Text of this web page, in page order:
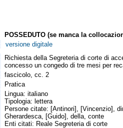
POSSEDUTO (se manca la
versione digitale
Richiesta della Segreteria di corte di
concesso un congedo di tre mesi per
fascicolo, cc. 2
Pratica
Lingua: italiano
Tipologia: lettera
Persone citate: [Antinori], [Vincenzio],
Gherardesca, [Guido], della, conte
Enti citati: Reale Segreteria di corte